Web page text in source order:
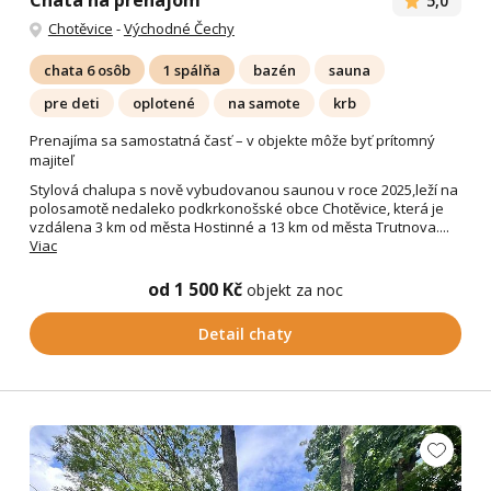
Chotěvice -Východné Čechy
chata 6 osôb 1 spálňa bazén
sauna
pre deti
oplotené na samote
krb
Prenajíma sa samostatná časť – v objekte môže byť prítomný
majiteľ
Stylová chalupa s nově vybudovanou saunou v roce 2025,leží na
polosamotě nedaleko podkrkonošské obce Chotěvice, která je
vzdálena 3 km od města Hostinné a 13 km od města Trutnova....
Viac
od 1 500 Kč objekt za noc
Detail chaty